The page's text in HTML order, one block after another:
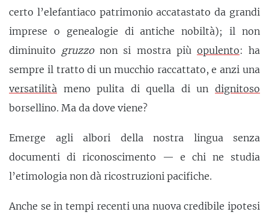
certo l’elefantiaco patrimonio accatastato da grandi
imprese o genealogie di antiche nobiltà); il non
diminuito gruzzo non si mostra più opulento: ha
sempre il tratto di un mucchio raccattato, e anzi una
versatilità meno pulita di quella di un dignitoso
borsellino. Ma da dove viene?
Emerge agli albori della nostra lingua senza
documenti di riconoscimento — e chi ne studia
l’etimologia non dà ricostruzioni pacifiche.
Anche se in tempi recenti una nuova credibile ipotesi